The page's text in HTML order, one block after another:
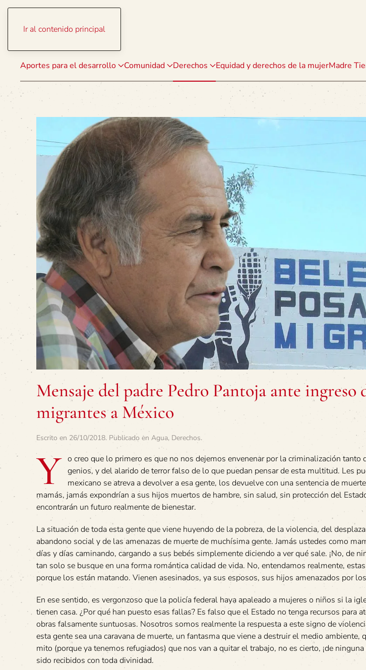
Ir al contenido principal
Aportes para el desarrollo Comunidad Derechos Equidad y derechos de la mujerMadre
Mensaje del padre Pedro Pantoja ante ingreso
migrantes a México
Escrito en 26/10/2018. Publicado en Agua, Derechos.
Y o creo que lo primero es que no nos dejemos envenenar por la criminalización tanto
genios, y del alarido de terror falso de lo que puedan pensar de esta multitud. Les
mexicano se atreva a devolver a esa gente, los devuelve con una sentencia de
mamás, jamás expondrían a sus hijos muertos de hambre, sin salud, sin protección del
encontrarán un futuro realmente de bienestar.
La situación de toda esta gente que viene huyendo de la pobreza, de la violencia, del
abandono social y de las amenazas de muerte de muchísima gente. Jamás ustedes como
días y días caminando, cargando a sus bebés simplemente diciendo a ver qué sale. ¡No, de
tan solo se busque en una forma romántica calidad de vida. No, entendamos realmente,
porque los están matando. Vienen asesinados, ya sus esposos, sus hijos amenazados por
En ese sentido, es vergonzoso que la policía federal haya apaleado a mujeres o niños si la
tienen casa. ¿Por qué han puesto esas fallas? Es falso que el Estado no tenga recursos para
obras falsamente suntuosas. Nosotros somos realmente la respuesta a este signo de
esta gente sea una caravana de muerte, un fantasma que viene a destruir el medio ambiente,
mito (porque ya tenemos refugiados) que nos van a quitar el trabajo, no es cierto, ¡de
sido recibidos con toda divinidad.